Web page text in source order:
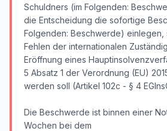
Schuldners (im Folgenden:
die Entscheidung die sofortige
Folgenden: Beschwerde) einlegen,
Fehlen der internationalen
Eröffnung eines
5 Absatz 1 der Verordnung (EU)
werden soll (Artikel 102c - § 4
Die Beschwerde ist binnen einer
Wochen bei dem